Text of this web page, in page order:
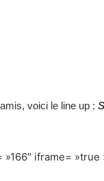
voici le line up :
iframe= »true